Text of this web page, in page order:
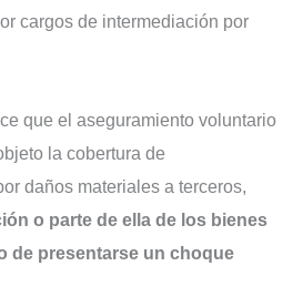
cargos de intermediación por
que el aseguramiento voluntario
la cobertura de
daños materiales a terceros,
o parte de ella de los bienes
de presentarse un choque